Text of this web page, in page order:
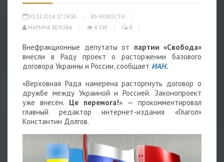
03.12.2014 17:28:30
НОВОСТИ
МАРИНА БЕЛОВА
8 393 8
Внефракционные депутаты от партии «Свобода»
внесли в Раду проект о расторжении базового
договора Украины и России, сообщает ИАН.
«Верховная Рада намерена расторгнуть договор о
дружбе между Украиной и Россией. Законопроект
уже внесён. Це перемога!» — прокомментировал
главный редактор интернет-издания «Глагол»
Константин Долгов.